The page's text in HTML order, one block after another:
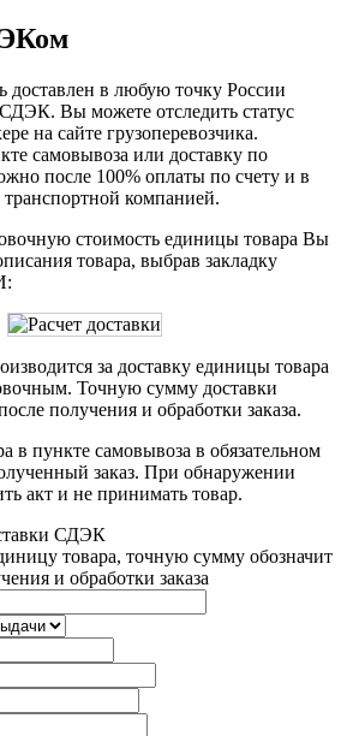
доставлен в любую точку России
Вы можете отследить статус
на сайте грузоперевозчика.
самовывоза или доставку по
после 100% оплаты по счету и в
компанией.
стоимость единицы товара Вы
товара, выбрав закладку
за доставку единицы товара
Точную сумму доставки
получения и обработки заказа.
в пункте самовывоза в обязательном
заказ. При обнаружении
акт и не принимать товар.
СДЭК
товара, точную сумму обозначит
и обработки заказа